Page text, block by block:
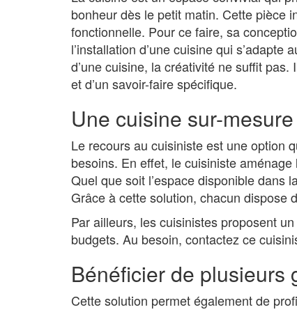
bonheur dès le petit matin. Cette pièce
fonctionnelle. Pour ce faire, sa
l’installation d’une cuisine qui
d’une cuisine, la créativité ne suffit
et d’un savoir-faire spécifique.
Une cuisine sur-
Le recours au cuisiniste est une option
besoins. En effet, le cuisiniste
Quel que soit l’espace disponible dans
Grâce à cette solution, chacun dispose
Par ailleurs, les cuisinistes proposent
budgets. Au besoin, contactez ce
Bénéficier de plusieurs
Cette solution permet également de